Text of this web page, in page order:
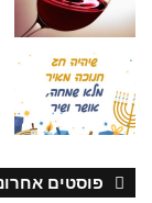
פוסטים